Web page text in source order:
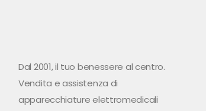
Dal 2001, il tuo benessere al centro.
Vendita e assistenza di
apparecchiature elettromedicali